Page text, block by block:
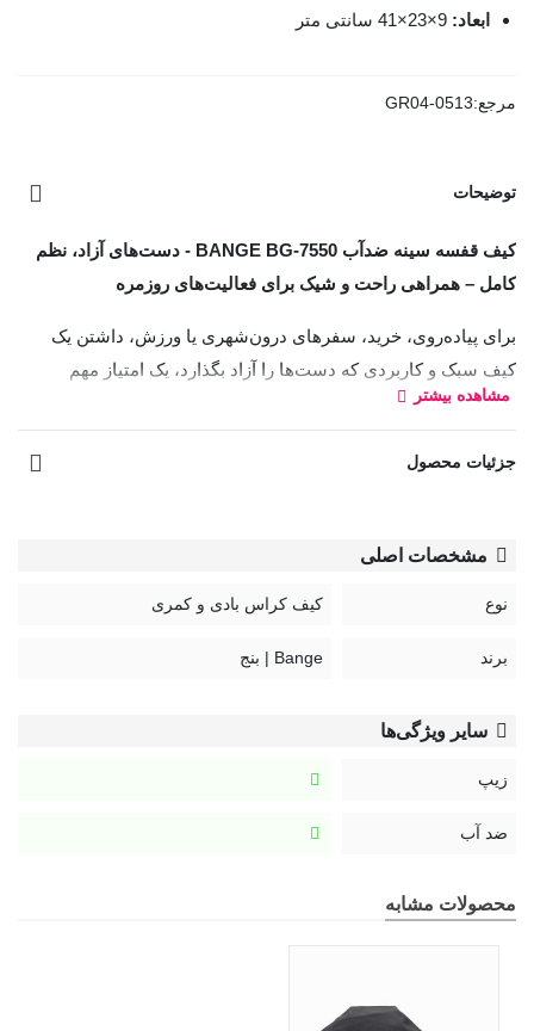
ابعاد: 9×23×41 سانتی متر
مرجع:GR04-0513
توضیحات
کیف قفسه سینه ضدآب BANGE BG-7550 - دست‌های آزاد، نظم
کامل – همراهی راحت و شیک برای فعالیت‌های روزمره
برای پیاده‌روی، خرید، سفرهای درون‌شهری یا ورزش، داشتن یک
کیف سبک و کاربردی که دست‌ها را آزاد بگذارد، یک امتیاز مهم
محسوب می‌شود.
برای نگهداری گوشی، تبلت، کیف پول، بطری آب، چتر و حتی دوربین
به‌راحتی روی قفسه سینه یا کمر قرار می‌گیرد. طراحی یک محفظه
شما ایجاد می‌کند؛ بدون شلوغی و اتلاف وقت برای پیدا کردن چیزی.
مشاهده بیشتر
جزئیات محصول
مشخصات اصلی
نوع کیف کراس بادی و کمری
برند Bange | بنج
سایر ویژگی‌ها
زیپ
ضد آب
محصولات مشابه